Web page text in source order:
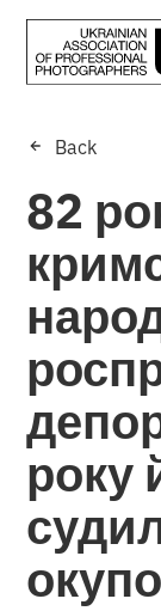
Back
82
року